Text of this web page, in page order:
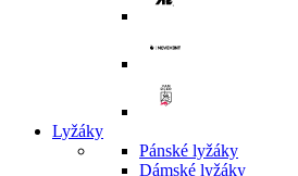
Lyžáky
Pánské lyžáky
Dámské lyžáky